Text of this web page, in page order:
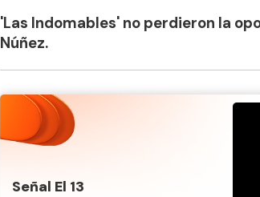
'Las Indomables' no perdieron la
Núñez.
Señal El 13